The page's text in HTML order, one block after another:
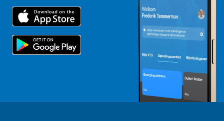
Trainers en begeleiders
Topsporters
Voor de pers